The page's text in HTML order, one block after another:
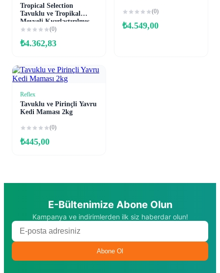
Tropical Selection
Tavuklu ve Tropikal
Meyveli Kısırlaştırılmış
Kedi Maması 10kg
(0)
₺4.362,83
(0)
₺4.549,00
Reflex
Tavuklu ve Pirinçli Yavru
Kedi Maması 2kg
(0)
₺445,00
E-Bültenimize Abone Olun
Kampanya ve indirimlerden ilk siz haberdar olun!
Abone Ol